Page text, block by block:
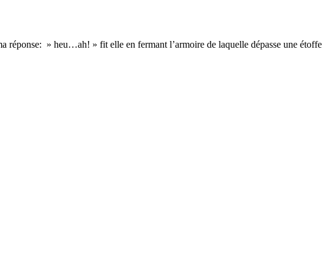
réponse: » heu…ah! » fit elle en fermant l’armoire de laquelle dépasse une étoffe